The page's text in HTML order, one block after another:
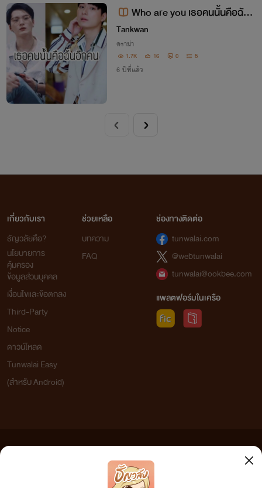
Who are you เธอคนนั้นคือฉันอี
กคน {คริสสิงโต}
Tankwan
ดราม่า
1.7K 16 0 5
6 ปีที่แล้ว
เกี่ยวกับเรา
ธัญวลัยคือ?
นโยบายการ
คุ้มครอง
ข้อมูลส่วนบุคคล
เงื่อนไขและข้อตกลง
Third-Party
Notice
ดาวน์โหลด
Tunwalai Easy
(สำหรับ Android)
ช่วยเหลือ
บทความ
FAQ
ช่องทางติดต่อ
tunwalai.com
@webtunwalai
tunwalai@ookbee.com
แพลตฟอร์มในเครือ
เว็บไซต์แห่งนี้ไม่ได้เห็นด้วยและไม่ขอรับผิดชอบต่อข้อความใดๆ ทั้งสิ้น ดังนั้นผู้อ่านทุกท่านโปรดใช้
วิจารณญาณในการกลั่นกรองด้วยตนเอง และหากท่านพบข้อความใดๆ ที่ขัดต่อกฎหมายและศีลธรรม